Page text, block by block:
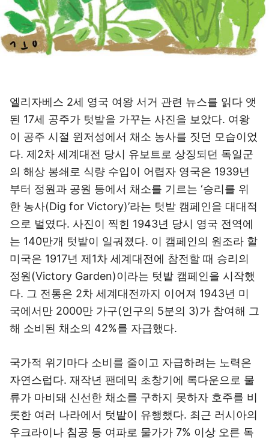
엘리자베스 2세 영국 여왕 서거 관련 뉴스를 읽다 앳
된 17세 공주가 텃밭을 가꾸는 사진을 보았다. 여왕
이 공주 시절 윈저성에서 채소 농사를 짓던 모습이었
다. 제2차 세계대전 당시 유보트로 상징되던 독일군
의 해상 봉쇄로 식량 수입이 어렵자 영국은 1939년
부터 정원과 공원 등에서 채소를 기르는 ‘승리를 위
한 농사(Dig for Victory)’라는 텃밭 캠페인을 대대적
으로 벌였다. 사진이 찍힌 1943년 당시 영국 전역에
는 140만개 텃밭이 일궈졌다. 이 캠페인의 원조라 할
미국은 1917년 제1차 세계대전에 참전할 때 승리의
정원(Victory Garden)이라는 텃밭 캠페인을 시작했
다. 그 전통은 2차 세계대전까지 이어져 1943년 미
국에서만 2000만 가구(인구의 5분의 3)가 참여해 그
해 소비된 채소의 42%를 자급했다.
국가적 위기마다 소비를 줄이고 자급하려는 노력은
자연스럽다. 재작년 팬데믹 초창기에 록다운으로 물
류가 마비돼 신선한 채소를 구하지 못하자 호주를 비
롯한 여러 나라에서 텃밭이 유행했다. 최근 러시아의
우크라이나 침공 등 여파로 물가가 7% 이상 오른 독